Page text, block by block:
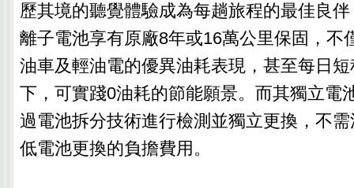
歷其境的聽覺體驗成為每趟旅程的最佳良
離子電池享有原廠8年或16萬公里保固，不
油車及輕油電的優異油耗表現，甚至每日
下，可實踐0油耗的節能願景。而其獨立電
過電池拆分技術進行檢測並獨立更換，不
低電池更換的負擔費用。